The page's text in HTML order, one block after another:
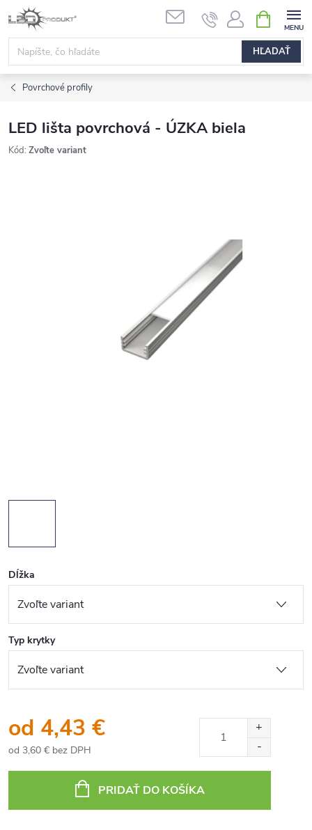
Prejsť
na
obsah
HĽADAŤ
KOŠÍK
Povrchové profily
LED lišta povrchová - ÚZKA biela
Kód: Zvoľte variant
Dĺžka
Typ krytky
od 4,43 €
od 3,60 € bez DPH
cena:
PRIDAŤ DO KOŠÍKA